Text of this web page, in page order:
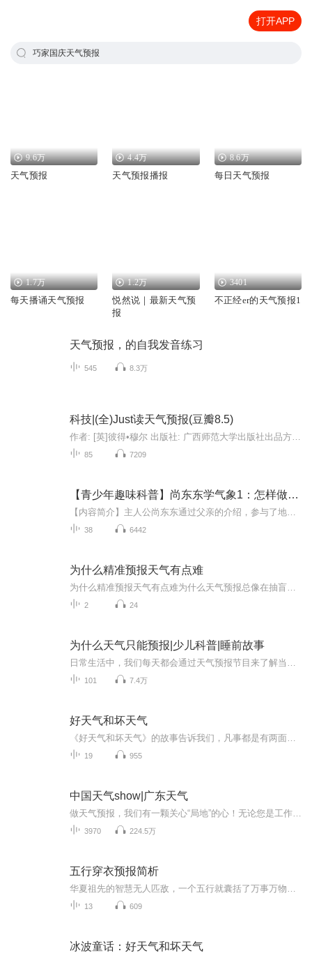
打开APP
巧家国庆天气预报
9.6万
天气预报
4.4万
天气预报播报
8.6万
每日天气预报
1.7万
每天播诵天气预报
1.2万
悦然说｜最新天气预
报
3401
不正经er的天气预报1
天气预报，的自我发音练习
545 8.3万
科技|(全)Just读天气预报(豆瓣8.5)
85 7209
【青少年趣味科普】尚东东学气象1：怎样做天气预报
38 6442
为什么精准预报天气有点难
2 24
为什么天气只能预报|少儿科普|睡前故事
101 7.4万
好天气和坏天气
19 955
中国天气show|广东天气
3970 224.5万
五行穿衣预报简析
13 609
冰波童话：好天气和坏天气